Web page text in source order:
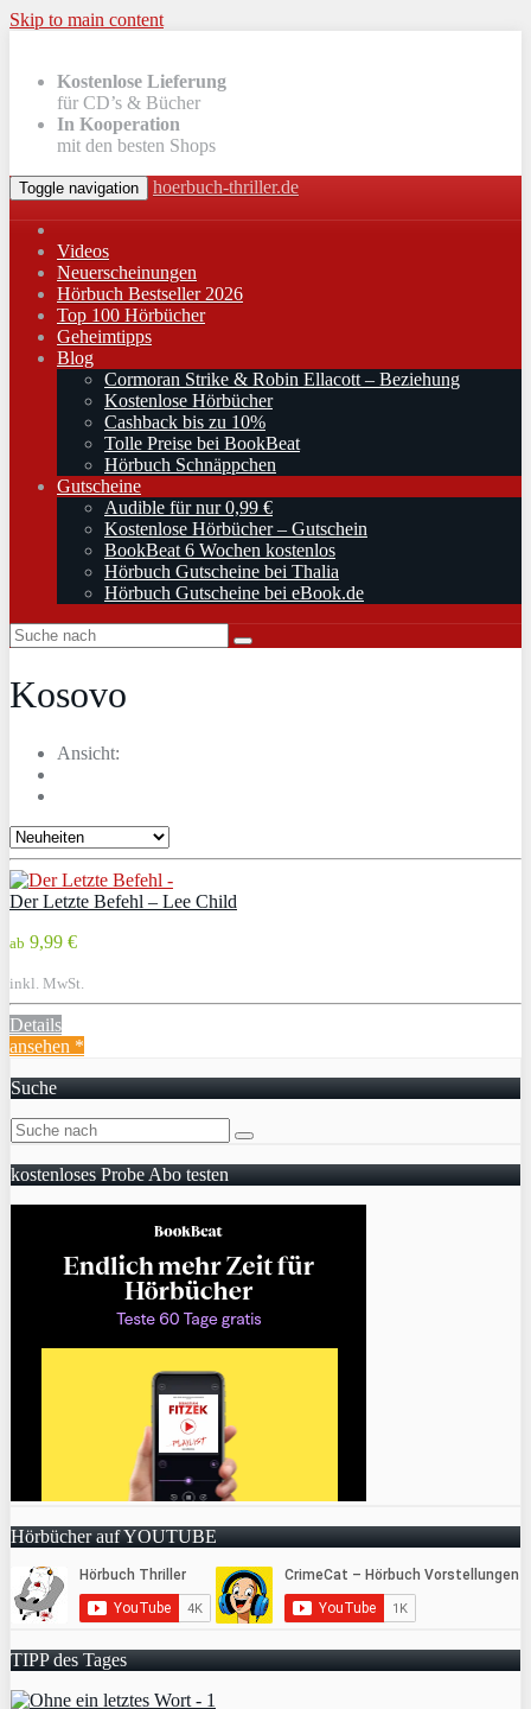
Skip to main content
Kostenlose Lieferung
für CD’s & Bücher
In Kooperation
mit den besten Shops
Toggle navigation hoerbuch-thriller.de
Videos
Neuerscheinungen
Hörbuch Bestseller 2026
Top 100 Hörbücher
Geheimtipps
Blog
Cormoran Strike & Robin Ellacott – Beziehung
Kostenlose Hörbücher
Cashback bis zu 10%
Tolle Preise bei BookBeat
Hörbuch Schnäppchen
Gutscheine
Audible für nur 0,99 €
Kostenlose Hörbücher – Gutschein
BookBeat 6 Wochen kostenlos
Hörbuch Gutscheine bei Thalia
Hörbuch Gutscheine bei eBook.de
Kosovo
Ansicht:
Der Letzte Befehl – Lee Child
ab 9,99 €
inkl. MwSt.
Details
ansehen *
Suche
kostenloses Probe Abo testen
Hörbücher auf YOUTUBE
TIPP des Tages